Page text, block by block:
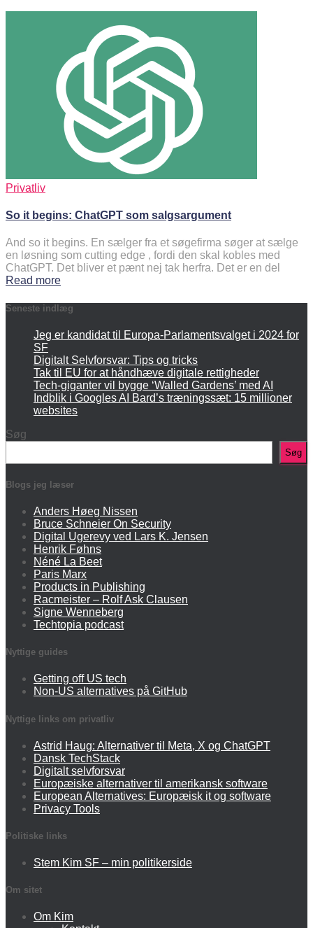
Privatliv
So it begins: ChatGPT som salgsargument
And so it begins. En sælger fra et søgefirma søger at sælge
en løsning som cutting edge , fordi den skal kobles med
ChatGPT. Det bliver et pænt nej tak herfra. Det er en del
Read more
Seneste indlæg
Jeg er kandidat til Europa-Parlamentsvalget i 2024 for
SF
Digitalt Selvforsvar: Tips og tricks
Tak til EU for at håndhæve digitale rettigheder
Tech-giganter vil bygge ‘Walled Gardens’ med AI
Indblik i Googles AI Bard’s træningssæt: 15 millioner
websites
Søg
Søg
Blogs jeg læser
Anders Høeg Nissen
Bruce Schneier On Security
Digital Ugerevy ved Lars K. Jensen
Henrik Føhns
Néné La Beet
Paris Marx
Products in Publishing
Racmeister – Rolf Ask Clausen
Signe Wenneberg
Techtopia podcast
Nyttige guides
Getting off US tech
Non-US alternatives på GitHub
Nyttige links om privatliv
Astrid Haug: Alternativer til Meta, X og ChatGPT
Dansk TechStack
Digitalt selvforsvar
Europæiske alternativer til amerikansk software
European Alternatives: Europæisk it og software
Privacy Tools
Politiske links
Stem Kim SF – min politikerside
Om sitet
Om Kim